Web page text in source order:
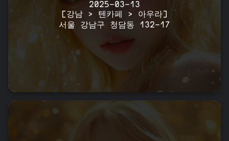
2025-03-13
[강남 > 텐카페 > 아우라]
서울 강남구 청담동 132-17